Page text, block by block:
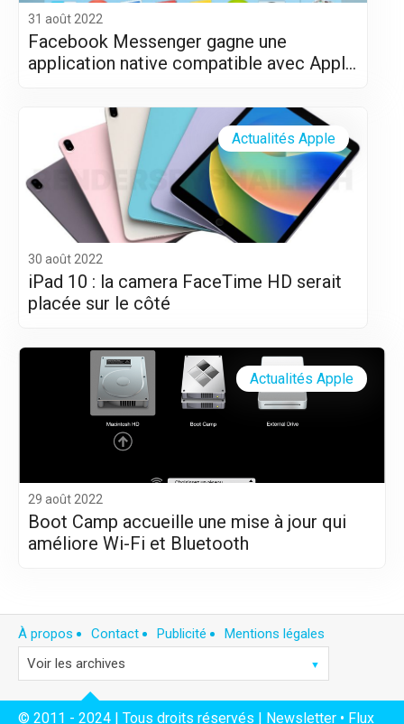
31 août 2022
Facebook Messenger gagne une
application native compatible avec Apple
30 août 2022
iPad 10 : la camera FaceTime HD serait
placée sur le côté
Actualités Apple
29 août 2022
Boot Camp accueille une mise à jour qui
améliore Wi-Fi et Bluetooth
Actualités Apple
À propos Contact Publicité Mentions légales
© 2011 - 2024 | Tous droits réservés | Newsletter • Flux